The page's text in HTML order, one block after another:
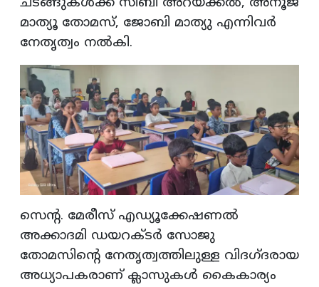
മാത്യൂ തോമസ്, ജോബി മാത്യു എന്നിവര്‍
നേതൃത്വം നല്‍കി.
സെന്റ. മേരീസ് എഡ്യൂക്കേഷണല്‍
അക്കാദമി ഡയറക്ടര്‍ സോജു
തോമസിന്റെ നേതൃത്വത്തിലുള്ള വിദഗ്ദരായ
അധ്യാപകരാണ് ക്ലാസുകള്‍ കൈകാര്യം